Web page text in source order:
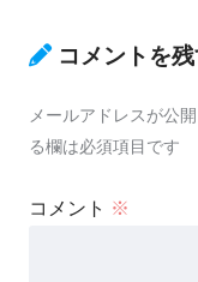
コメントを
メールアドレスが公
る欄は必須項目です
コメント ※